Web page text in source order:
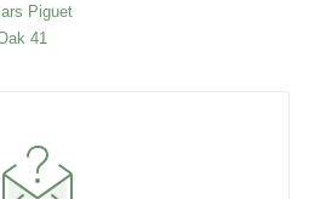
Piguet
41